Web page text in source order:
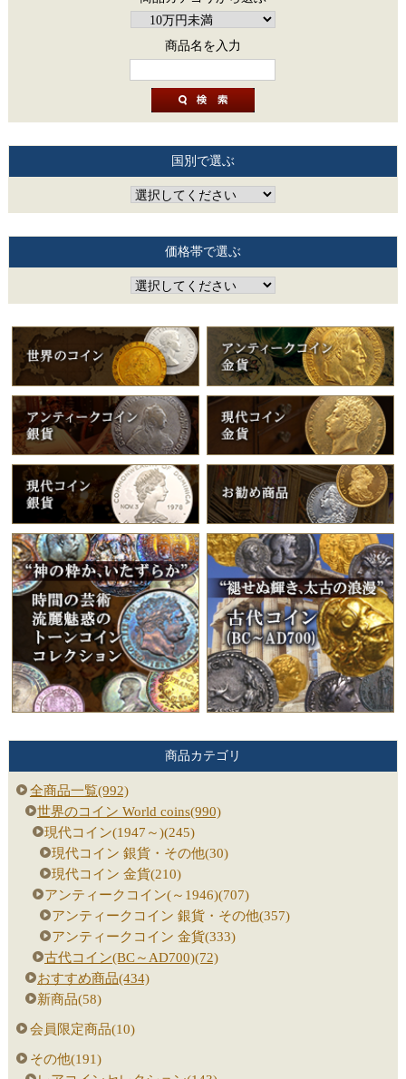
商品名を入力
国別で選ぶ
価格帯で選ぶ
商品カテゴリ
全商品一覧(992)
世界のコイン World coins(990)
現代コイン(1947～)(245)
現代コイン 銀貨・その他(30)
現代コイン 金貨(210)
アンティークコイン(～1946)(707)
アンティークコイン 銀貨・その他(357)
アンティークコイン 金貨(333)
古代コイン(BC～AD700)(72)
おすすめ商品(434)
新商品(58)
会員限定商品(10)
その他(191)